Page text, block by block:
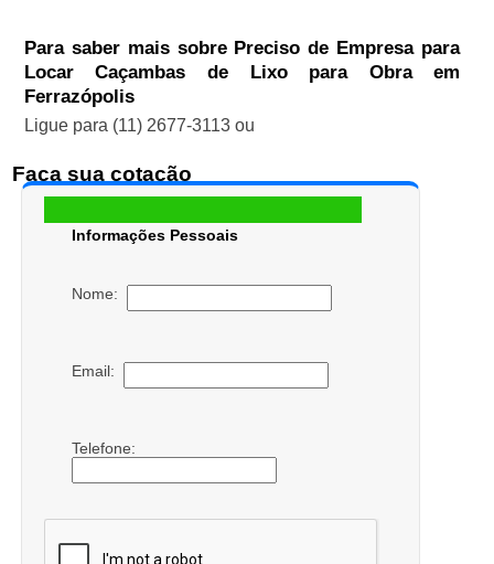
Para saber mais sobre Preciso de Empresa para
Locar Caçambas de Lixo para Obra em
Ferrazópolis
Ligue para (11) 2677-3113ou
Faça sua cotação
Informações Pessoais
Nome:
Email:
Telefone: